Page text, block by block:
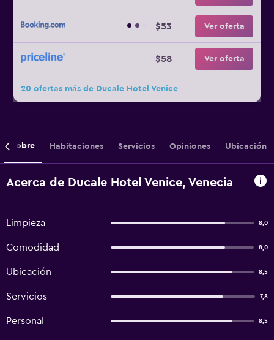
$53 Ver oferta
$58 Ver oferta
20 ofertas más de Ducale Hotel Venice
Sobre Habitaciones Servicios Opiniones Ubicación
Acerca de Ducale Hotel Venice, Venecia
Limpieza 8,0
Comodidad 8,0
Ubicación 8,5
Servicios 7,8
Personal 8,5